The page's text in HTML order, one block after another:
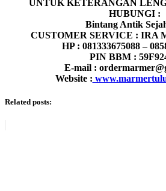
UNTUK KETERANGAN
HUBUNGI :
Bintang Antik
CUSTOMER SERVICE : IRA
HP : 081333675088 –
PIN BBM :
E-mail :
Website :
Related posts: